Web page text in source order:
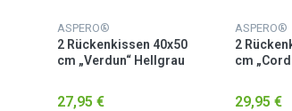
ASPERO®
2 Rückenkissen 40x50
cm „Verdun“ Hellgrau
27,95 €
ASPERO®
2
cm
29,95 €